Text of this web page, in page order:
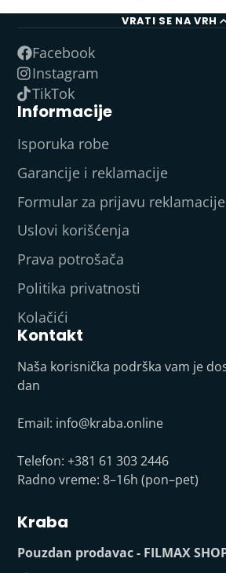
VRATI SE NA VRH
Facebook
Instagram
TikTok
Informacije
Isporuka robe
Garancije i reklamacije
Formular za prijavu reklamacije
Uslovi korišćenja
Prava potrošača
Politika privatnosti
Kolačići
Kontakt
Naša korisnička podrška vam je
dan
Email: info@kraba.online
Telefon: +381 61 303 2446
Radno vreme: 8–16h (pon–pet)
Kraba
Pouzdan prodavac - FILMAX